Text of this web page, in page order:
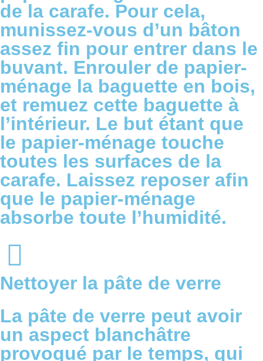
de la carafe. Pour cela,
munissez-vous d’un bâton
assez fin pour entrer dans le
buvant. Enrouler de papier-
ménage la baguette en bois,
et remuez cette baguette à
l’intérieur. Le but étant que
le papier-ménage touche
toutes les surfaces de la
carafe. Laissez reposer afin
que le papier-ménage
absorbe toute l’humidité.
Nettoyer la pâte de verre
La pâte de verre peut avoir
un aspect blanchâtre
provoqué par le temps, qui